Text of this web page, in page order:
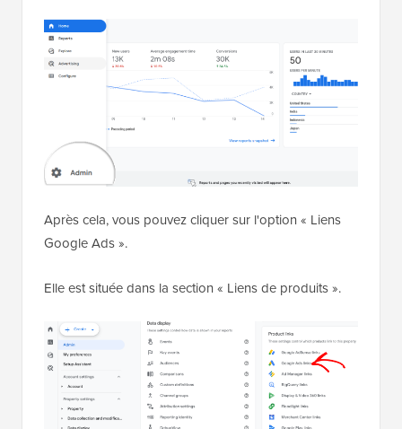
Après cela, vous pouvez cliquer sur l'option « Liens
Google Ads ».
Elle est située dans la section « Liens de produits ».